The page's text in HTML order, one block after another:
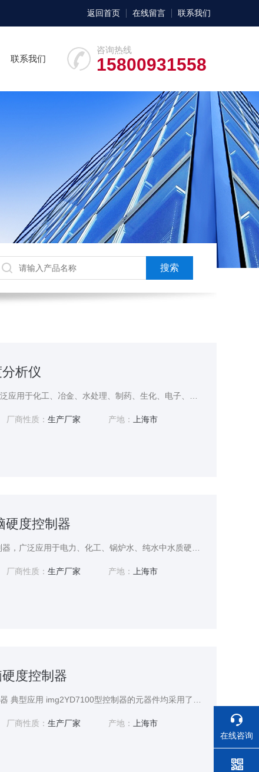
返回首页 在线留言 联系我们
咨询热线
15800931558
联系我们
析仪
厂商性质： 生产厂家 产地： 上海市
硬度控制器
厂商性质： 生产厂家 产地： 上海市
度控制器
厂商性质： 生产厂家 产地： 上海市
在线咨询